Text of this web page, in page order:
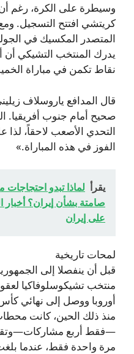
وسيطرة على الكرة، رغم أن
كريتشي افتتح التسجيل.
المتصدر المكسيك في
يدرك المنتخب التشيكي
نقاط تكمن في مباراة
قال المدافع ياروسلاف
صحيح أمام جنوب أفريقيا.
التحدي الأصعب لاحقاً،
الفوز في هذه المباراة.»
يقرأ لماذا تبدو
صامتة بشأن إيران؟ أخبار
على إيران
لمحات تاريخية
قبل أن ينفصلا إلى
منتخب تشيكوسلوفاكيا
منذ ذلك الحين، كانت
—فقط أربع